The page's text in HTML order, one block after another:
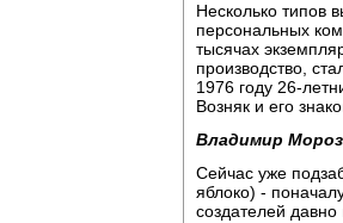
Несколько типов
персональных
тысячах
производство,
1976 году 26-
Возняк и его
Владимир
Сейчас уже
яблоко) -
создателей